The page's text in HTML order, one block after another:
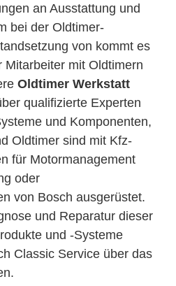
an Ausstattung und
bei der Oldtimer-
von kommt es
Mitarbeiter mit Oldtimern
Oldtimer Werkstatt
qualifizierte Experten
und Komponenten,
Oldtimer sind mit Kfz-
für Motormanagement
oder
von Bosch ausgerüstet.
und Reparatur dieser
und -Systeme
Classic Service über das